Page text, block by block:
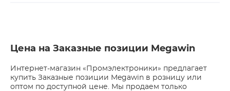
Цена на Заказные позиции Megawin
Интернет-магазин «Промэлектроники» предлагает
купить Заказные позиции Megawin в розницу или
оптом по доступной цене. Мы продаем только